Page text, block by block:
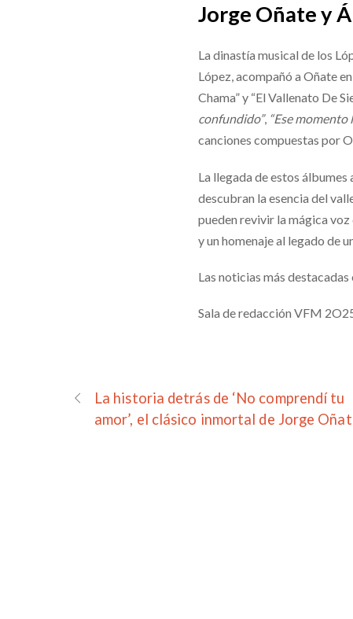
Jorge Oñate y
La dinastía musical de los
López, acompañó a Oñate
Chama” y “El Vallenato De
confundido”, “Ese momento
canciones compuestas por
La llegada de estos
descubran la esencia del
pueden revivir la mágica voz
y un homenaje al legado de
Las noticias más
Sala de redacción VFM
La historia detrás de ‘No comprendí tu
amor’, el clásico inmortal de Jorge